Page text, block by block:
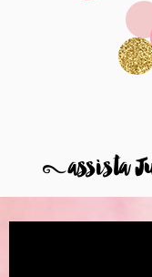
8assista